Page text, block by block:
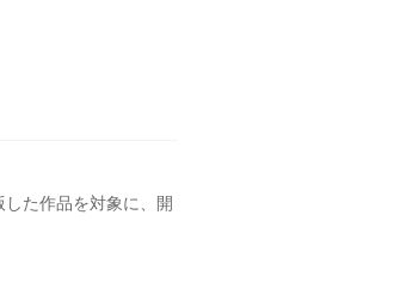
た作品を対象に、開